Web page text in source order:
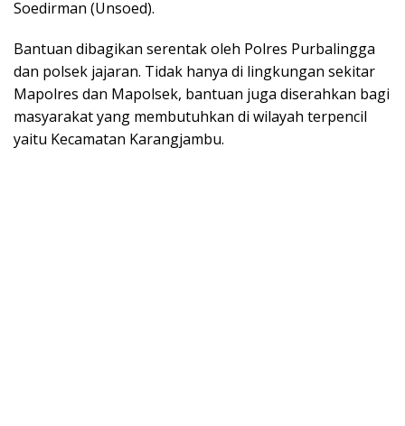
Soedirman (Unsoed).
Bantuan dibagikan serentak oleh Polres Purbalingga
dan polsek jajaran. Tidak hanya di lingkungan sekitar
Mapolres dan Mapolsek, bantuan juga diserahkan bagi
masyarakat yang membutuhkan di wilayah terpencil
yaitu Kecamatan Karangjambu.